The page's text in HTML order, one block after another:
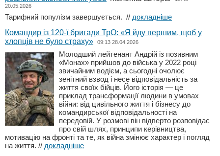
20.05.2026
Тарифний популізм завершується. // докладніше
Командир із 120-ї бригади ТрО: «Я йду першим, щоб у
хлопців не було страху»
09:13 28.04.2026
Молодший лейтенант Андрій із позивним
«Монах» прийшов до війська у 2022 році
звичайним водієм, а сьогодні очолює
зенітний взвод і несе відповідальність за
життя своїх бійців. Його історія — це
приклад трансформації людини в умовах
війни: від цивільного життя і бізнесу до
командирської відповідальності на
передовій. У розмові він відверто розповідає
про свій шлях, принципи керівництва,
мотивацію на фронті та те, як війна змінює характер і погляд
на життя. // докладніше